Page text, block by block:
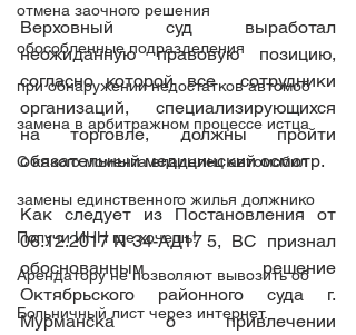
отмена заочного решения
обособленные подразделения
при обнаружении недостатков автомоб
замена в арбитражном процессе истца
C какого момента владелец автомобил
замены единственного жилья должнико
Получи ИНН где хочешь!
Арендатору не позволяют вывозить об
Больничный лист через интернет.
Верховный суд выработал
неожиданную правовую позицию,
согласно которой все  сотрудники
организаций, специализирующихся
на торговле, должны пройти
обязательный медицинский осмотр.
Как следует из Постановления от
06.12.2017 N 34-АД17 5,  ВС  признал
обоснованным  решение
Октябрьского районного суда г.
Мурманска о привлечении